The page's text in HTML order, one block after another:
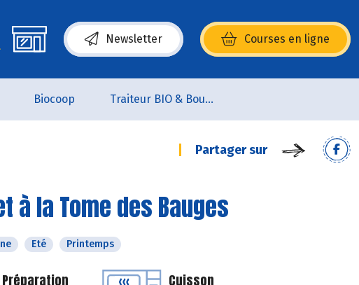
Newsletter Courses en ligne
(s’ouvre dans une nouvelle fenêtre)
Biocoop Traiteur BIO & Boucherie BIO
Partager sur
à la Tome des Bauges
Eté Printemps
Préparation Cuisson